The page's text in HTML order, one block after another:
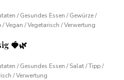
/ Gesundes Essen / Gewürze /
/ Vegan / Vegetarisch / Verwertung
🍓🌿
/ Gesundes Essen / Salat / Tipp /
/ Verwertung